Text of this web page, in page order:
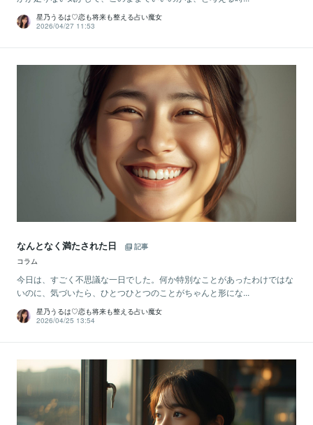
星乃うるは♡恋も将来も整える占い魔女
2026/04/27 11:53
なんとなく満たされた日
記事
コラム
今日は、すごく不思議な一日でした。何か特別なことがあったわけではな
いのに、気づいたら、ひとつひとつのことがちゃんと形にな...
星乃うるは♡恋も将来も整える占い魔女
2026/04/25 13:54